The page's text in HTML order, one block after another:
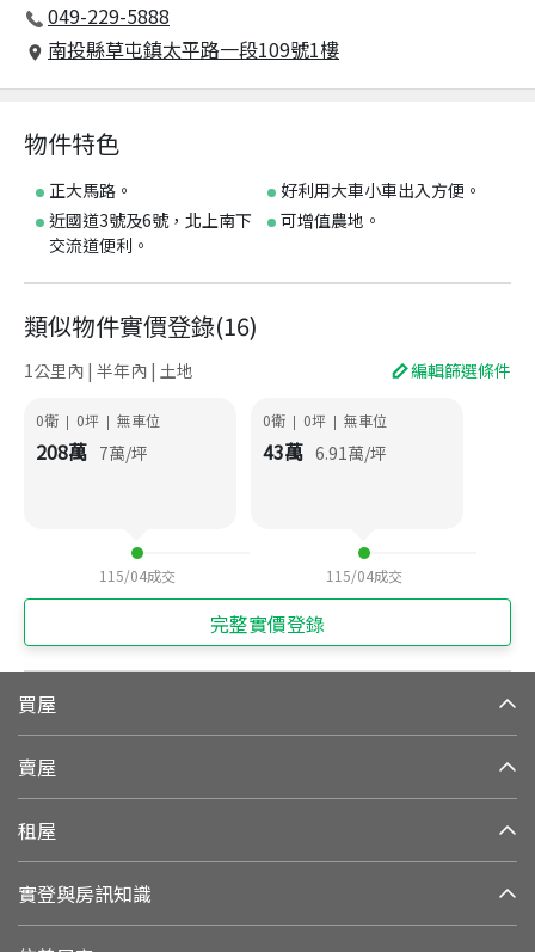
049-229-5888
南投縣草屯鎮太平路一段109號1樓
物件特色
正大馬路。
好利用大車小車出入方便。
近國道3號及6號，北上南下
交流道便利。
可增值農地。
類似物件實價登錄(16)
1公里內 | 半年內 | 土地 編輯篩選條件
0衛 | 0坪 | 無車位
208萬 7萬/坪
115/04成交
0衛 | 0坪 | 無車位
43萬 6.91萬/坪
115/04成交
完整實價登錄
買屋
賣屋
租屋
實登與房訊知識